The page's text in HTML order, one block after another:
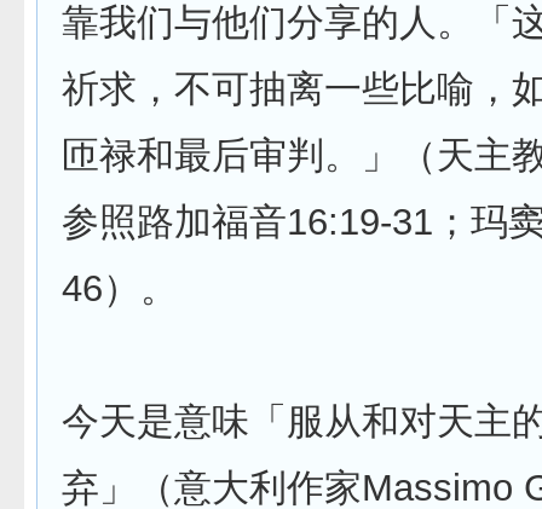
靠我们与他们分享的人。「
祈求，不可抽离一些比喻，
匝禄和最后审判。」（天主
参照路加福音16:19-31；玛
46）。
今天是意味「服从和对天主
弃」（意大利作家Massimo